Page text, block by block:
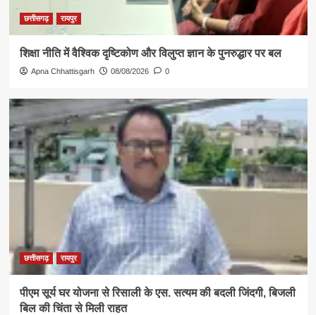
छत्तीसगढ़ रायपुर
शिक्षा नीति में वैश्विक दृष्टिकोण और विलुप्त ज्ञान के पुनरुद्धार पर बल
Apna Chhattisgarh 08/08/2026 0
छत्तीसगढ़ रायपुर
पीएम सूर्य घर योजना से रिसाली के एस. सत्यम की बदली जिंदगी, बिजली
बिल की चिंता से मिली राहत